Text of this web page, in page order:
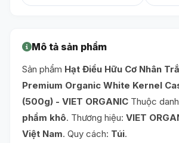
Mô tả sản phẩm
Sản phẩm Hạt Điều Hữu Cơ Nhân
Premium Organic White Kernel
(500g) - VIET ORGANIC Thuộc
phẩm khô. Thương hiệu: VIET
Việt Nam. Quy cách: Túi.